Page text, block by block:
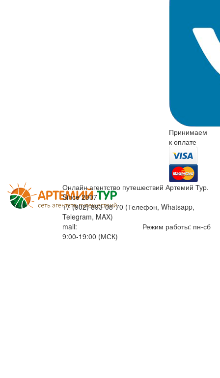
Принимаем
к оплате
Онлайн агентство путешествий Артемий Тур.
Since 2007
+7 (902) 893-08-70 (Телефон, Whatsapp,
Telegram, MAX)
mail:
Режим работы: пн-сб
9:00-19:00 (МСК)